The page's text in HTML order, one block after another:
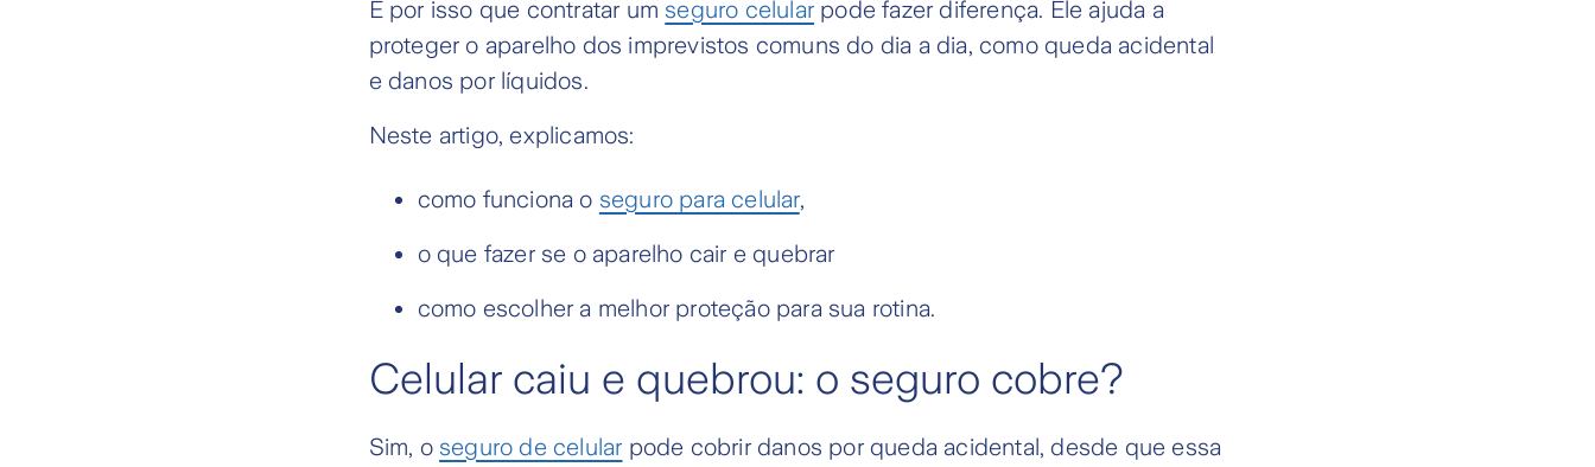
É por isso que contratar um seguro celular pode fazer diferença. Ele ajuda a
proteger o aparelho dos imprevistos comuns do dia a dia, como queda acidental
e danos por líquidos.
Neste artigo, explicamos:
como funciona o seguro para celular,
o que fazer se o aparelho cair e quebrar
como escolher a melhor proteção para sua rotina.
Celular caiu e quebrou: o seguro cobre?
Sim, o seguro de celular pode cobrir danos por queda acidental, desde que essa